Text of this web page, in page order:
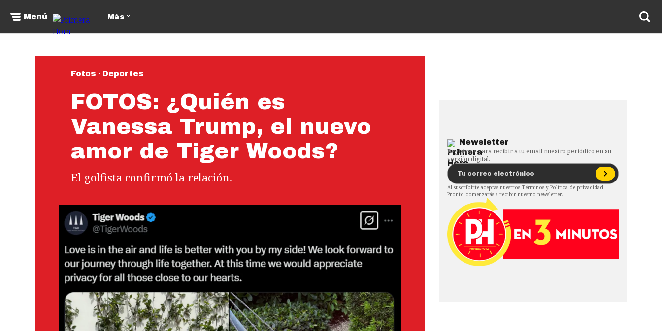
Menú Más
Fotos Deportes
FOTOS: ¿Quién es
Vanessa Trump, el nuevo
amor de Tiger Woods?
El golfista confirmó la relación.
Newsletter
Regístrate para recibir a tu email nuestro periódico en su
versión digital.
Al suscribirte aceptas nuestros Términos y Política de privacidad.
Pronto comenzarás a recibir nuestro newsletter.